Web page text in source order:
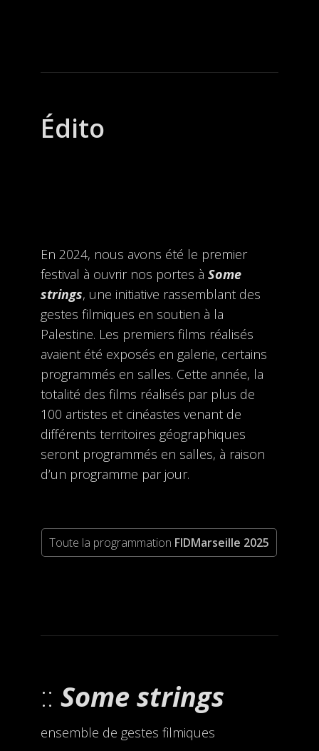
Édito
En 2024, nous avons été le premier
festival à ouvrir nos portes à Some
strings, une initiative rassemblant des
gestes filmiques en soutien à la
Palestine. Les premiers films réalisés
avaient été exposés en galerie, certains
programmés en salles. Cette année, la
totalité des films réalisés par plus de
100 artistes et cinéastes venant de
différents territoires géographiques
seront programmés en salles, à raison
d’un programme par jour.
Toute la programmation FIDMarseille 2025
Some strings
ensemble de gestes filmiques